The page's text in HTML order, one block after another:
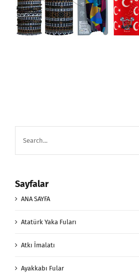
for:
Sayfalar
ANA SAYFA
Atatürk Yaka Fuları
Atkı İmalatı
Ayakkabı Fular